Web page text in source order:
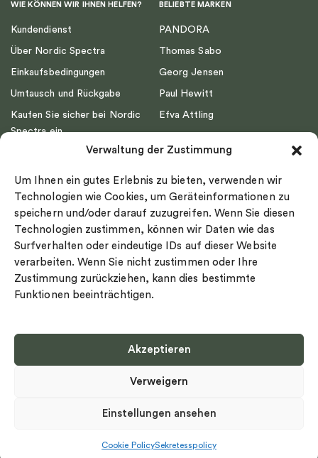
Verwaltung der Zustimmung
Um Ihnen ein gutes Erlebnis zu bieten, verwenden wir
Technologien wie Cookies, um Geräteinformationen zu
speichern und/oder darauf zuzugreifen. Wenn Sie diesen
Technologien zustimmen, können wir Daten wie das
Surfverhalten oder eindeutige IDs auf dieser Website
verarbeiten. Wenn Sie nicht zustimmen oder Ihre
Zustimmung zurückziehen, kann dies bestimmte
Funktionen beeinträchtigen.
Akzeptieren
Verweigern
Einstellungen ansehen
Cookie PolicySekretesspolicy
WIE KÖNNEN WIR IHNEN HELFEN?
Kundendienst
Über Nordic Spectra
Einkaufsbedingungen
Umtausch und Rückgabe
Kaufen Sie sicher bei Nordic
Spectra ein
Impressum
Ringgröße
Widerrufsrecht
Cookie-policy
Sekretesspolicy
BELIEBTE MARKEN
PANDORA
Thomas Sabo
Georg Jensen
Paul Hewitt
Efva Attling
Drakenberg Sjölin
Nordic Spectra
Select country
Datenschutz-Bestimmungen
Urheberrecht 2026 Nordic Spectra Alle Rechte vorbehalten